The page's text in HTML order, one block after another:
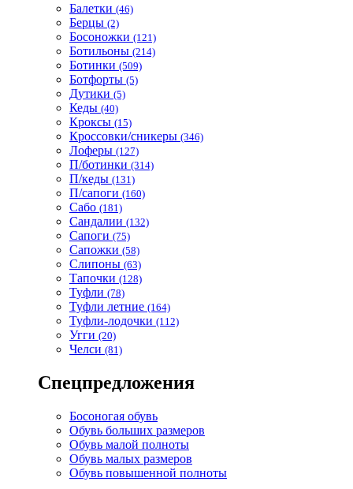
Балетки (46)
Берцы (2)
Босоножки (121)
Ботильоны (214)
Ботинки (509)
Ботфорты (5)
Дутики (5)
Кеды (40)
Кроксы (15)
Кроссовки/сникеры (346)
Лоферы (127)
П/ботинки (314)
П/кеды (131)
П/сапоги (160)
Сабо (181)
Сандалии (132)
Сапоги (75)
Сапожки (58)
Слипоны (63)
Тапочки (128)
Туфли (78)
Туфли летние (164)
Туфли-лодочки (112)
Угги (20)
Челси (81)
Спецпредложения
Босоногая обувь
Обувь больших размеров
Обувь малой полноты
Обувь малых размеров
Обувь повышенной полноты